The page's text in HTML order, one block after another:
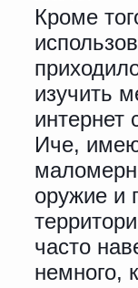
Кроме
изучить
интернет
Иче,
оружие и
часто
немного,